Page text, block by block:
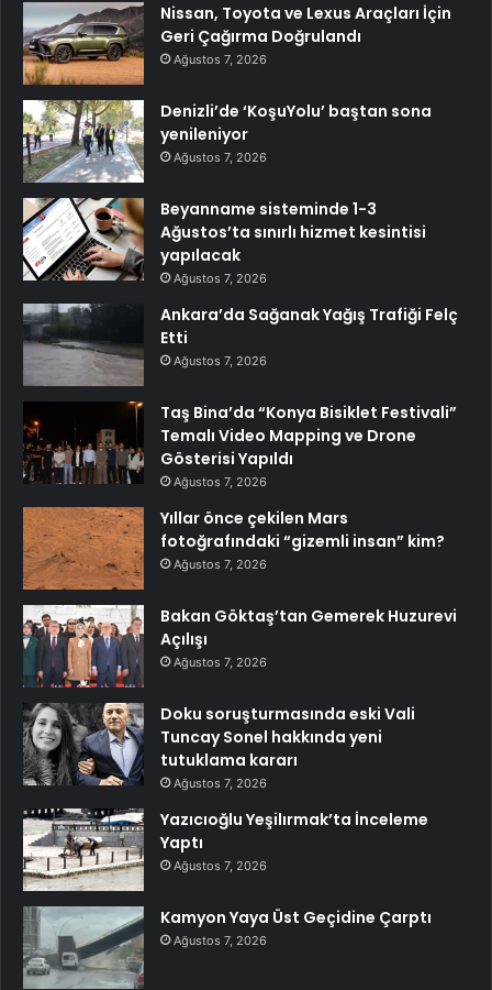
Nissan, Toyota ve Lexus Araçları İçin
Geri Çağırma Doğrulandı
Ağustos 7, 2026
Denizli’de ‘KoşuYolu’ baştan sona
yenileniyor
Ağustos 7, 2026
Beyanname sisteminde 1-3
Ağustos’ta sınırlı hizmet kesintisi
yapılacak
Ağustos 7, 2026
Ankara’da Sağanak Yağış Trafiği Felç
Etti
Ağustos 7, 2026
Taş Bina’da “Konya Bisiklet Festivali”
Temalı Video Mapping ve Drone
Gösterisi Yapıldı
Ağustos 7, 2026
Yıllar önce çekilen Mars
fotoğrafındaki “gizemli insan” kim?
Ağustos 7, 2026
Bakan Göktaş’tan Gemerek Huzurevi
Açılışı
Ağustos 7, 2026
Doku soruşturmasında eski Vali
Tuncay Sonel hakkında yeni
tutuklama kararı
Ağustos 7, 2026
Yazıcıoğlu Yeşilırmak’ta İnceleme
Yaptı
Ağustos 7, 2026
Kamyon Yaya Üst Geçidine Çarptı
Ağustos 7, 2026